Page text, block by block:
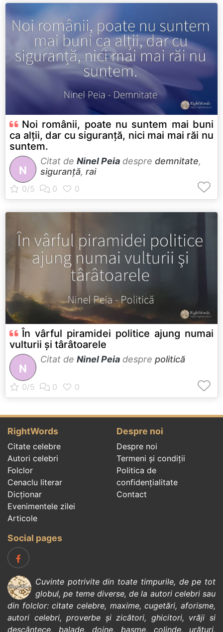
Noi românii, poate nu suntem mai buni
ca alții, dar cu siguranță, nici mai mai răi nu
suntem.
N
Citat de Ninel Peia despre demnitate,
siguranță, rai
În vârful piramidei politice ajung numai
vulturii şi târâtoarele
N
Citat de Ninel Peia despre politică
RightWords
Citate celebre
Autori celebri
Folclor
Cenaclu literar
Dicționar
Evenimentele zilei
Articole
Despre noi
Despre noi
Termeni și condiții
Politica de
confidenţialitate
Contact
Social pages
Cuvinte potrivite din toate timpurile, de pe tot
globul, pe teme diverse, de la autori celebrisau
din folclor:citate celebre, maxime,cugetări,aforisme,
autori celebri,proverbe și zicători, ghicitori, vrăji si
descântece, balade, doine, basme, colinde, urături,